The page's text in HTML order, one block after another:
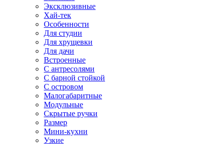
Эксклюзивные
Хай-тек
Особенности
Для студии
Для хрущевки
Для дачи
Встроенные
С антресолями
С барной стойкой
С островом
Малогабаритные
Модульные
Скрытые ручки
Размер
Мини-кухни
Узкие